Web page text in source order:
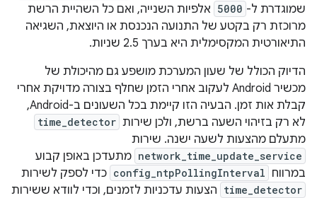
שמוגדרת ל- 5000 אלפיות השנייה, ואם כל השהיית הרשת
מרוכזת רק בקטע של התנועה הנכנסת או היוצאת, השגיאה
התיאורטית המקסימלית היא בערך 2.5 שניות.
הדיוק הכולל של שעון המערכת מושפע גם מהיכולת של
מכשיר Android לעקוב אחרי הזמן שחלף בצורה מדויקת אחרי
קבלת אות זמן. הבעיה הזו קיימת בכל השעונים ב-Android,
לא רק בזיהוי השעה ברשת, ולכן שירות time_detector
מתעלם מהצעות לשעה ישנה. שירות
network_time_update_service מתעדכן באופן קבוע
במרווח config_ntpPollingInterval כדי לספק לשירות
time_detector הצעות עדכניות לזמנים, וכדי לוודא ששירות